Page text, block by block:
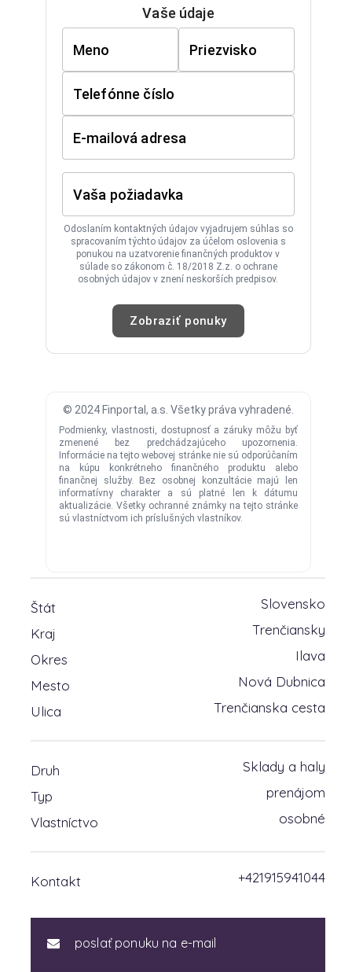
Štát
Slovensko
Kraj
Trenčiansky
Okres
Ilava
Mesto
Nová Dubnica
Ulica
Trenčianska cesta
Druh
Sklady a haly
Typ
prenájom
Vlastníctvo
osobné
Kontakt +421915941044
poslať ponuku na e-mail